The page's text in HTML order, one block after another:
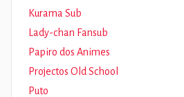
Kurama Sub
Lady-chan Fansub
Papiro dos Animes
Projectos Old School
Puto